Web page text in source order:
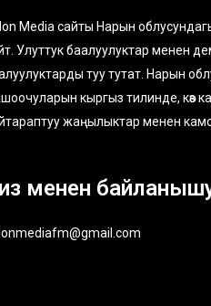
Media сайты Нарын
Улуттук баалуулуктар менен
туу тутат. Нарын
кыргыз тилинде, көз
жаңылыктар менен
менен